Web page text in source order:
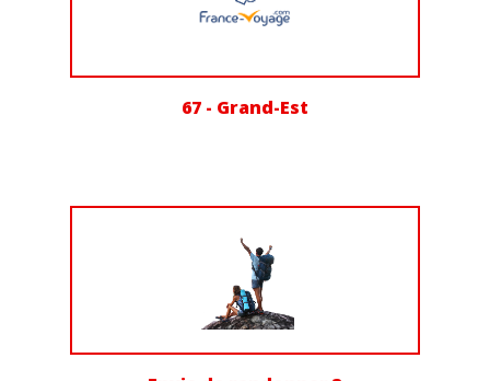
67 - Grand-Est